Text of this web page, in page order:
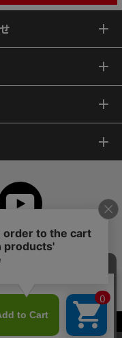
。Cookieの使用に同意いた
用案内
ご利用規約
Rights Reserved.